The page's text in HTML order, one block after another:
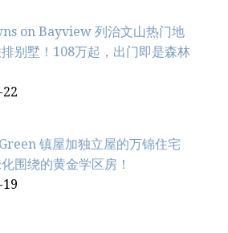
on Bayview 列治文山热门地
别墅！108万起，出门即是森林
镇屋加独立屋的万锦住宅
围绕的黄金学区房！